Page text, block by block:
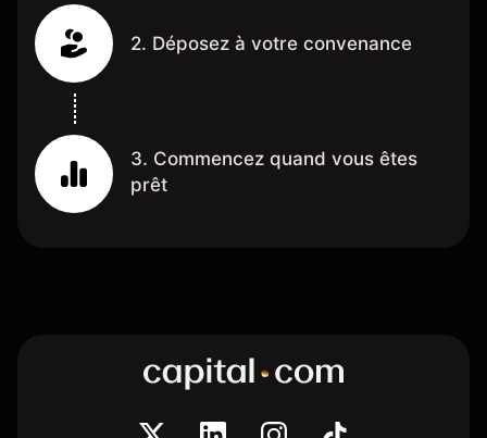
2. Déposez à votre convenance
3. Commencez quand vous êtes
prêt